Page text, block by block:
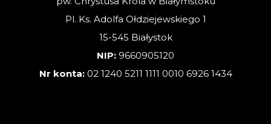
Pl. Ks. Adolfa Ołdziejewskiego 1
15-545 Białystok
NIP: 9660905120
Nr konta: 02 1240 5211 1111 0010 6926 1434